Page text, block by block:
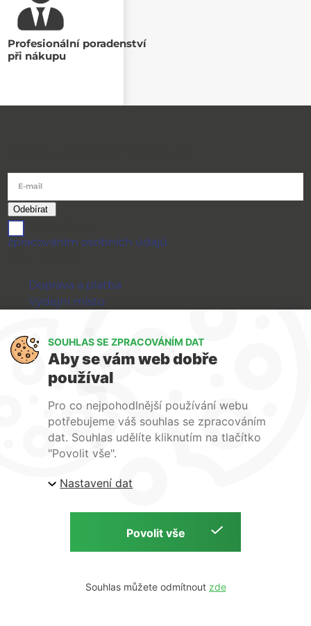
Profesionální poradenství
při nákupu
E-mail
zpracováním osobních údajů
Doprava a platba
Výdejní místo
GDPR
WIRPO s.r.o.
Obchodní podmínky
O nás
Kontakty
Firemní web
E-shop Wirpo.cz, Škrobárenská 518/16, Brno
Copyright © 2026 E-shop Wirpo.cz | by
SOUHLAS SE ZPRACOVÁNÍM DAT
Aby se vám web dobře
používal
Pro co nejpohodlnější používání webu
potřebujeme váš souhlas se zpracováním
dat. Souhlas udělíte kliknutím na tlačítko
"Povolit vše".
Nastavení dat
Souhlas můžete odmítnout